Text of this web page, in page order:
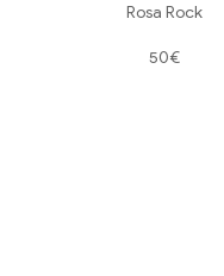
Rosa Rock
50€